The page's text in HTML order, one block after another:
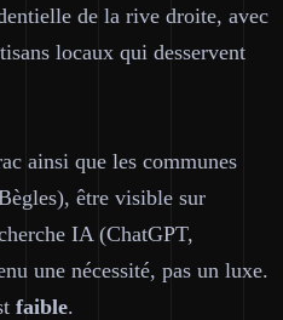
de la rive droite, avec
locaux qui desservent
ainsi que les communes
être visible sur
IA (ChatGPT,
une nécessité, pas un luxe.
faible.